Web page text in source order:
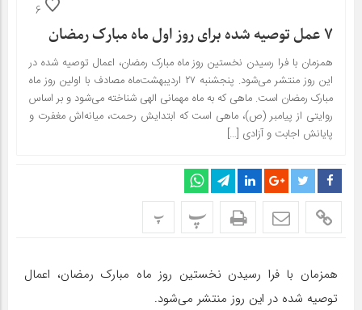
6
۷ عمل توصیه شده برای روز اول ماه مبارک رمضان
همزمان با فرا رسیدن نخستین روز ماه مبارک رمضان، اعمال توصیه شده در
این روز منتشر می‌شود. پنجشنبه ۲۷ اردیبهشت‌ماه مصادف با اولین روز ماه
مبارک رمضان است. ماهی که به ماه مهمانی الهی شناخته می‌شود و بر اساس
روایتی از پیامبر (ص)، ماهى است که ابتدایش رحمت، میانه‌‏اش مغفرت و
پایانش اجابت و آزادى […]
پ پ
همزمان با فرا رسیدن نخستین روز ماه مبارک رمضان، اعمال
توصیه شده در این روز منتشر می‌شود.